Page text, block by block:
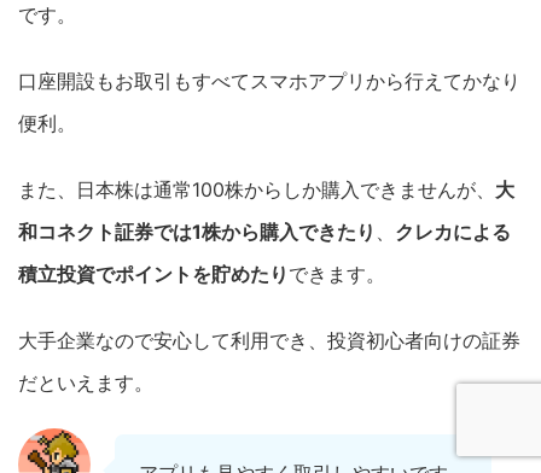
です。
口座開設もお取引もすべてスマホアプリから行えてかなり
便利。
また、日本株は通常100株からしか購入できませんが、 大
和コネクト証券では1株から購入できたり 、 クレカによる
積立投資でポイントを貯めたり できます。
大手企業なので安心して利用でき、投資初心者向けの証券
だといえます。